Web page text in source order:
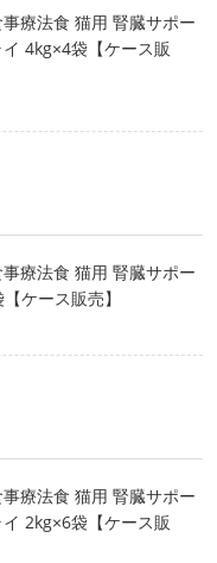
療法食 猫用 腎臓サポー
4kg×4袋【ケース販
療法食 猫用 腎臓サポー
ケース販売】
療法食 猫用 腎臓サポー
2kg×6袋【ケース販